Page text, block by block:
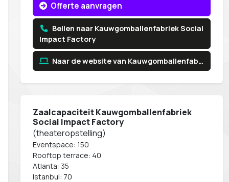
Offerte aanvragen
Bellen naar Kauwgomballenfabriek Social
Impact Factory
Naar de website van Kauwgomballenfabriek Social Impact Factory
Zaalcapaciteit Kauwgomballenfabriek
Social Impact Factory
(theateropstelling)
Eventspace: 150
Rooftop terrace: 40
Atlanta: 35
Istanbul: 70